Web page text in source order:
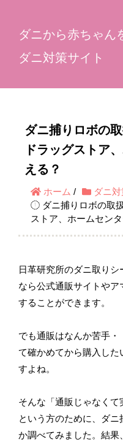
ダニから赤ちゃん
ダニ対策サイト
ダニ捕りロボの
ドラッグストア
える？
ホーム / ダニ
ダニ捕りロボの取
ストア、ホームセン
日革研究所のダニ取りシ
なら公式通販サイトやア
することができます。
でも通販はなんか苦手
て確かめてから購入した
すよね。
そんな「通販じゃなくて
という方のために、ダ
か調べてみました。結果